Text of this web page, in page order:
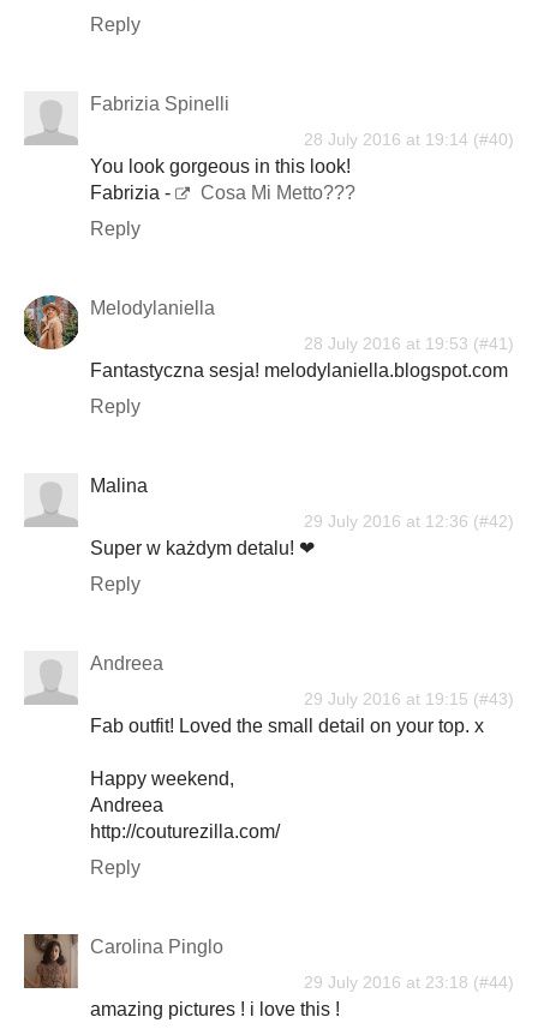
Reply
Fabrizia Spinelli
28 July 2016 at 19:14
You look gorgeous in this look!
Fabrizia -
Cosa Mi Metto???
Reply
Melodylaniella
28 July 2016 at 19:53
Fantastyczna sesja! melodylaniella.blogspot.com
Reply
Malina
29 July 2016 at 12:36
Super w każdym detalu! ❤
Reply
Andreea
29 July 2016 at 19:15
Fab outfit! Loved the small detail on your top. x
Happy weekend,
Andreea
http://couturezilla.com/
Reply
Carolina Pinglo
29 July 2016 at 23:18
amazing pictures ! i love this !